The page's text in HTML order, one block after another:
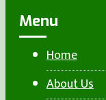
Menu
Home
About Us